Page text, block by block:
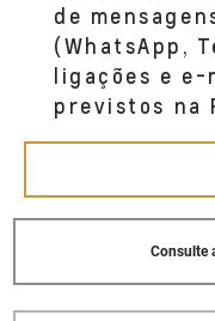
de
(WhatsApp,
ligações e e-
previstos na
Consulte